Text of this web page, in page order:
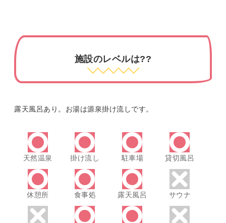
施設のレベルは??
露天風呂あり。お湯は源泉掛け流しです。
天然温泉 掛け流し 駐車場 貸切風呂
休憩所 食事処 露天風呂 サウナ